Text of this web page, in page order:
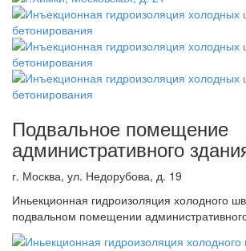
Подвальное помещение
административного
г. Москва, ул. Недорубова, д. 19
Иньекционная гидроизоляция холодного
подвальном помещении